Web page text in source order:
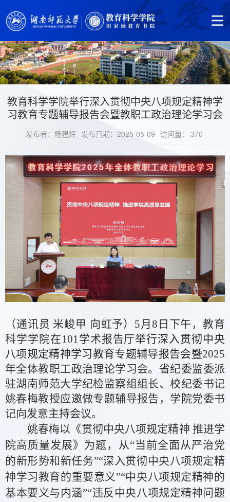
教育科学学院举行深入贯彻中央八项规定精神学
习教育专题辅导报告会暨教职工政治理论学习会
发布者：杨建辉 发布日期：2025-05-09 访问量： 370
（通讯员 米峻甲 向虹予） 5月8日下午，教育
科学学院在101学术报告厅举行深入贯彻中央
八项规定精神学习教育专题辅导报告会暨2025
年全体教职工政治理论学习会。省纪委监委派
驻湖南师范大学纪检监察组组长、校纪委书记
姚春梅教授应邀做专题辅导报告 ， 学院党委书
记向发意主持会议。
姚春梅以《贯彻中央八项规定精神 推进学
院高质量发展》为题， 从“当前全面从严治党
的新形势和新任务”“深入贯彻中央八项规定精
神学习教育的重要意义”“中央八项规定精神的
基本要义与内涵”“违反中央八项规定精神问题